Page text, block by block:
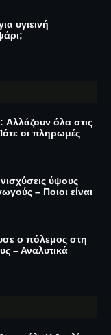
υγιεινή
όλα στις
οι πληρωμές
ύψους
– Ποιοι είναι
ο πόλεμος στη
– Αναλυτικά